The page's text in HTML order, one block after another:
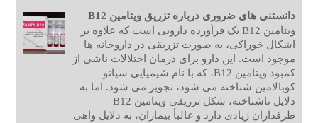
دانستنی های ضروری درباره تزریق ویتامین B12
ویتامین B12 یک فرآورده دارویی است که علاوه بر
اشکال خوراکی، به صورت تزریقی در داروخانه ها
موجود است. این دارو برای درمان اختلالات ناشی از
کمبود ویتامین B12، که با نام شیمیایی سیانو
کوبالامین شناخته می شود، تجویز می شود. اما به
دلایل ناشناخته، شکل تزریقی ویتامین B12
طرفداران زیادی دارد و غالبأ بیماران، به دلایل واهی